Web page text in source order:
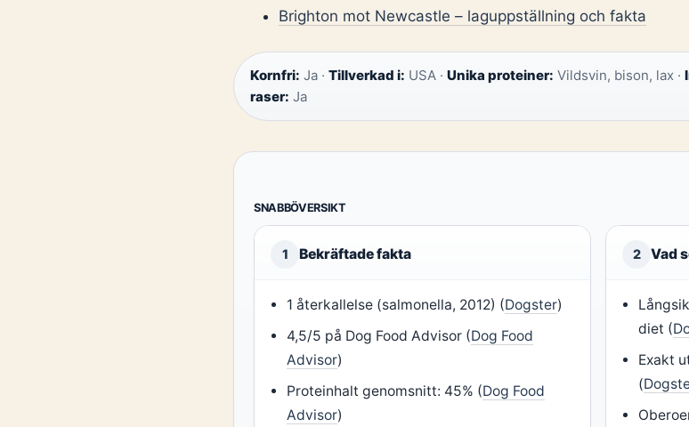
Brighton mot Newcastle – laguppställning och fakta
Kornfri: Ja · Tillverkad i: USA · Unika proteiner: Vildsvin, bison, lax ·
raser: Ja
SNABBÖVERSIKT
1 Bekräftade fakta
1 återkallelse (salmonella, 2012) (Dogster)
4,5/5 på Dog Food Advisor (Dog Food
Advisor)
Proteinhalt genomsnitt: 45% (Dog Food
Advisor)
2 Vad
diet (
Exakt
(